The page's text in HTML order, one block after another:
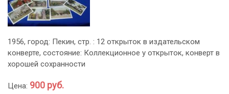
1956, город: Пекин, стр. : 12 открыток в издательском
конверте, состояние: Коллекционное у открыток, конверт в
хорошей сохранности
Цена: 900 руб.